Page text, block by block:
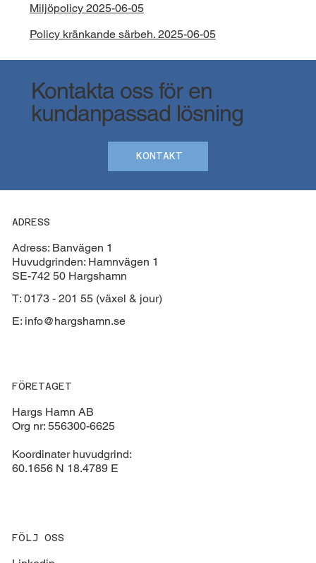
Miljöpolicy 2025-06-05
Policy kränkande särbeh. 2025-06-05
Kontakta oss för en
kundanpassad lösning
KONTAKT
ADRESS
Adress: Banvägen 1
Huvudgrinden: Hamnvägen 1
SE-742 50 Hargshamn
T: 0173 - 201 55 (växel & jour)
E: info@hargshamn.se
FÖRETAGET
Hargs Hamn AB
Org nr: 556300-6625
Koordinater huvudgrind:
60.1656 N 18.4789 E
FÖLJ OSS